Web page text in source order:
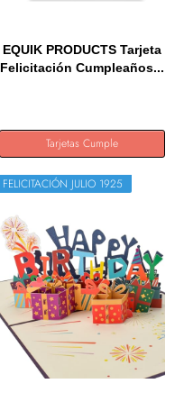
EQUIK PRODUCTS Tarjeta
Felicitación Cumpleaños...
Tarjetas Cumple
FELICITACIÓN JULIO 1925